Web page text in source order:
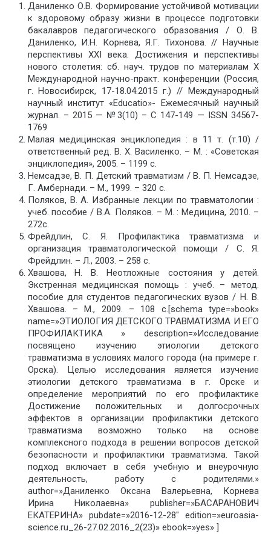
Даниленко О.В. Формирование устойчивой мотивации
к здоровому образу жизни в процессе подготовки
бакалавров педагогического образования / О. В.
Даниленко, И.Н. Корнева, Я.Г. Тихонова. // Научные
перспективы XXI века. Достижения и перспективы
нового столетия: сб. науч. трудов по материалам X
Международной научно-практ. конференции (Россия,
г. Новосибирск, 17-18.04.2015 г.) // Международный
научный институт «Educatio»- Ежемесячный научный
журнал. – 2015 — №3(10) – C 147-149 — ISSN 34567-
1769
Малая медицинская энциклопедия : в 11 т. (т.10) /
ответственный ред. В. Х. Василенко. – М. : «Советская
энциклопедия», 2005. – 1199 с.
Немсадзе, В. П. Детский травматизм / В. П. Немсадзе,
Г. Амбернади. – М., 1999. – 320 с.
Поляков, В. А. Избранные лекции по травматологии :
учеб. пособие / В.А. Поляков. – М. : Медицина, 2010. –
272с.
Фрейдлин, С. Я. Профилактика травматизма и
организация травматологической помощи / С. Я.
Фрейдлин. – Л., 2003. – 258 с.
Хвашова, Н. В. Неотложные состояния у детей.
Экстренная медицинская помощь : учеб. – метод.
пособие для студентов педагогических вузов / Н. В.
Хвашова. – М., 2009. – 108 с.[schema type=»book»
name=»ЭТИОЛОГИЯ ДЕТСКОГО ТРАВМАТИЗМА И ЕГО
ПРОФИЛАКТИКА » description=»Исследование
посвящено изучению этиологии детского
травматизма в условиях малого города (на примере г.
Орска). Целью исследования является изучение
этиологии детского травматизма в г. Орске и
определение мероприятий по его профилактике
Достижение положительных и долгосрочных
эффектов в организации профилактики детского
травматизма возможно только на основе
комплексного подхода в решении вопросов детской
безопасности и профилактики травматизма. Такой
подход включает в себя учебную и внеурочную
деятельность, работу с родителями.»
author=»Даниленко Оксана Валерьевна, Корнева
Ирина Николаевна» publisher=»БАСАРАНОВИЧ
ЕКАТЕРИНА» pubdate=»2016-12-28″ edition=»euroasia-
science.ru_26-27.02.2016_2(23)» ebook=»yes» ]